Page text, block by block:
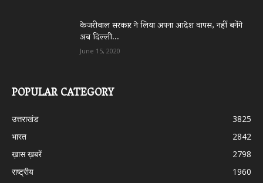
केजरीवाल सरकार ने लिया अपना आदेश वापस, नहीं बनेंगे
अब दिल्ली...
June 15, 2020
POPULAR CATEGORY
उत्तराखंड
3825
भारत
2842
ख़ास ख़बरें
2798
राष्ट्रीय
1960